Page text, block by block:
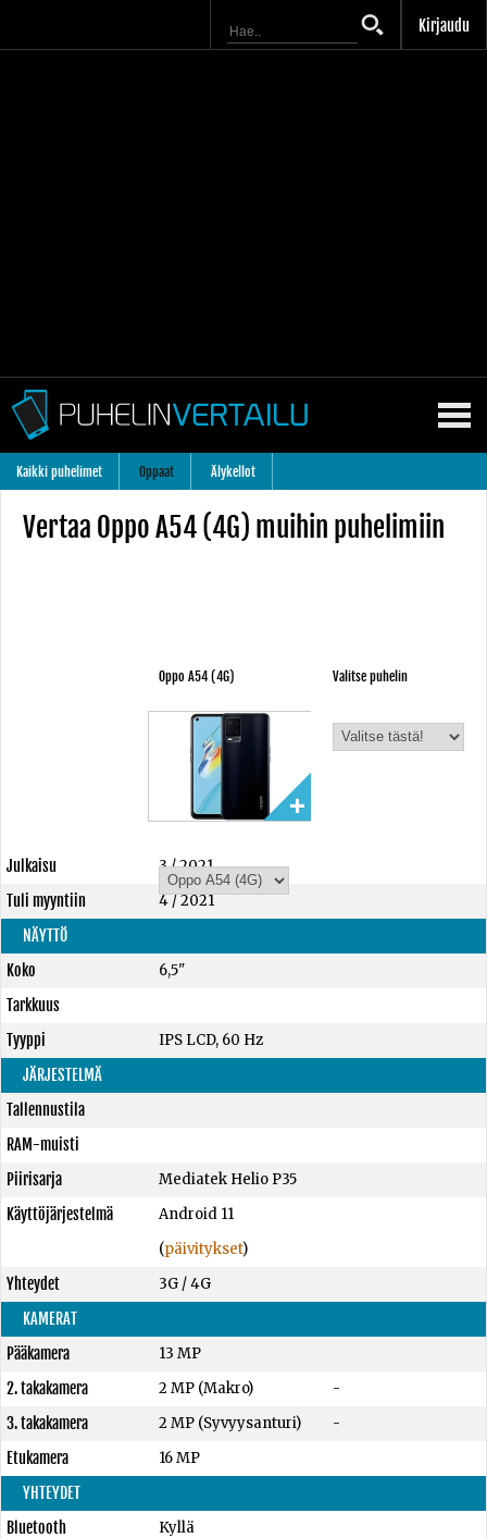
Kirjaudu
Kaikki puhelimet Oppaat Älykellot
Vertaa Oppo A54 (4G) muihin puhelimiin
Oppo A54 (4G) Valitse puhelin
Julkaisu
3 / 2021
Tuli myyntiin
4 / 2021
NÄYTTÖ
Koko
6,5"
Tarkkuus
Tyyppi
IPS LCD, 60 Hz
JÄRJESTELMÄ
Tallennustila
RAM-muisti
Piirisarja
Mediatek Helio P35
Käyttöjärjestelmä
Android 11
(päivitykset)
Yhteydet
3G / 4G
KAMERAT
Pääkamera
13 MP
2. takakamera
2 MP (Makro)
-
3. takakamera
2 MP (Syvyysanturi)
-
Etukamera
16 MP
YHTEYDET
Bluetooth
Kyllä